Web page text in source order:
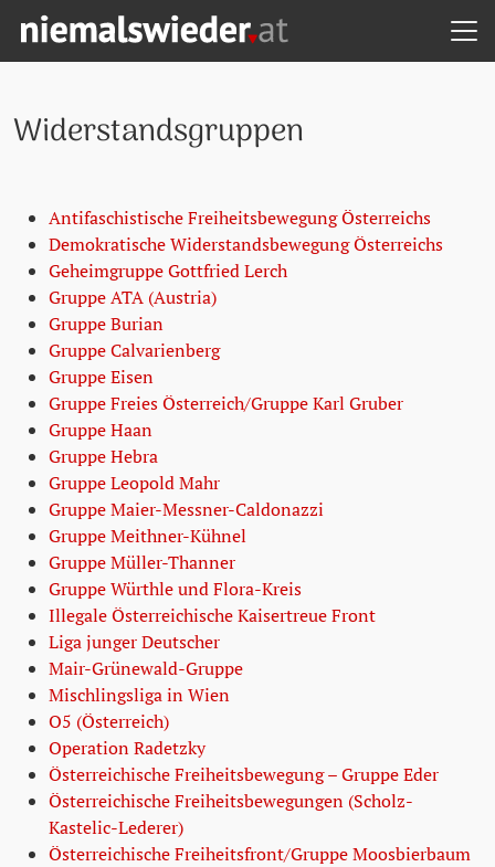
Zum Hauptinhalt springen
Zum Hauptmenü springen
Zu den Quicklinks springen
NIEMALS WIEDER! - STARTSEITE
Widerstandsgruppen
Antifaschistische Freiheitsbewegung Österreichs
Demokratische Widerstandsbewegung Österreichs
Geheimgruppe Gottfried Lerch
Gruppe ATA (Austria)
Gruppe Burian
Gruppe Calvarienberg
Gruppe Eisen
Gruppe Freies Österreich/Gruppe Karl Gruber
Gruppe Haan
Gruppe Hebra
Gruppe Leopold Mahr
Gruppe Maier-Messner-Caldonazzi
Gruppe Meithner-Kühnel
Gruppe Müller-Thanner
Gruppe Würthle und Flora-Kreis
Illegale Österreichische Kaisertreue Front
Liga junger Deutscher
Mair-Grünewald-Gruppe
Mischlingsliga in Wien
O5 (Österreich)
Operation Radetzky
Österreichische Freiheitsbewegung – Gruppe Eder
Österreichische Freiheitsbewegungen (Scholz-
Kastelic-Lederer)
Österreichische Freiheitsfront/Gruppe Moosbierbaum